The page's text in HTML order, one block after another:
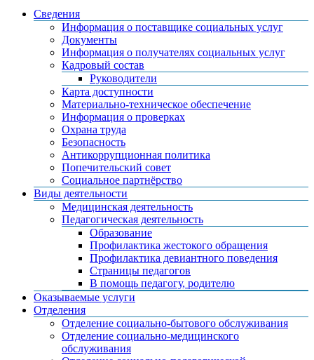
Сведения
Информация о поставщике социальных услуг
Документы
Информация о получателях социальных услуг
Кадровый состав
Руководители
Карта доступности
Материально-техническое обеспечение
Информация о проверках
Охрана труда
Безопасность
Антикоррупционная политика
Попечительский совет
Социальное партнёрство
Виды деятельности
Медицинская деятельность
Педагогическая деятельность
Образование
Профилактика жестокого обращения
Профилактика девиантного поведения
Страницы педагогов
В помощь педагогу, родителю
Оказываемые услуги
Отделения
Отделение социально-бытового обслуживания
Отделение социально-медицинского
обслуживания